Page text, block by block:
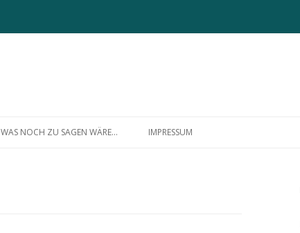
Inhalt
WAS NOCH ZU SAGEN WÄRE… IMPRESSUM